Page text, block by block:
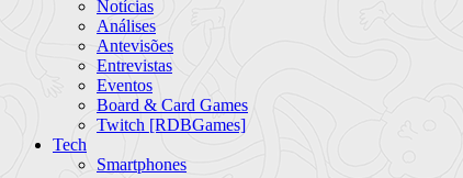
Notícias
Análises
Antevisões
Entrevistas
Eventos
Board & Card Games
Twitch [RDBGames]
Tech
Smartphones